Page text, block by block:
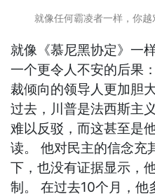
就像任何霸凌者一样，你越
就像《慕尼黑协定》一
一个更令人不安的后果
裁倾向的领导人更加胆
过去，川普是法西斯主
难以反驳，而这甚至是
读。 他对民主的信念充
下，也没有证据显示，
制。 在过去10个月，他